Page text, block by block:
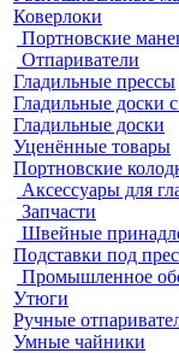
Коверлоки
Портновские
Отпариватели
Гладильные прессы
Гладильные доски
Гладильные доски
Уценённые товары
Портновские
Аксессуары для
Запчасти
Швейные
Подставки под
Промышленное
Утюги
Ручные
Умные чайники